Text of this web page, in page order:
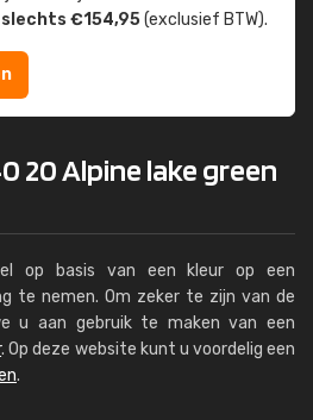
slechts €154,95(exclusief BTW).
20 Alpine lake green
op basis van een kleur op een
te nemen. Om zeker te zijn van de
u aan gebruik te maken van een
. Op deze website kunt u voordelig een
.